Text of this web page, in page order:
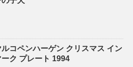
ルコペンハーゲン クリスマス イン
ーク プレート 1994